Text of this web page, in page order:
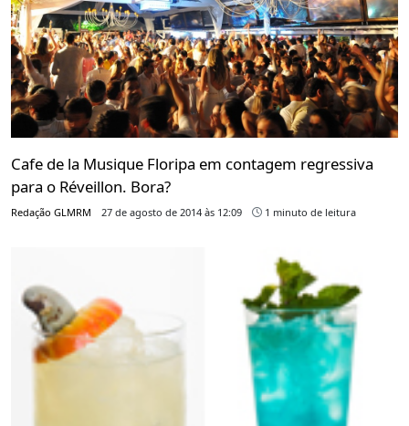
Cafe de la Musique Floripa em contagem regressiva
para o Réveillon. Bora?
Redação GLMRM 27 de agosto de 2014 às 12:09 1 minuto de leitura